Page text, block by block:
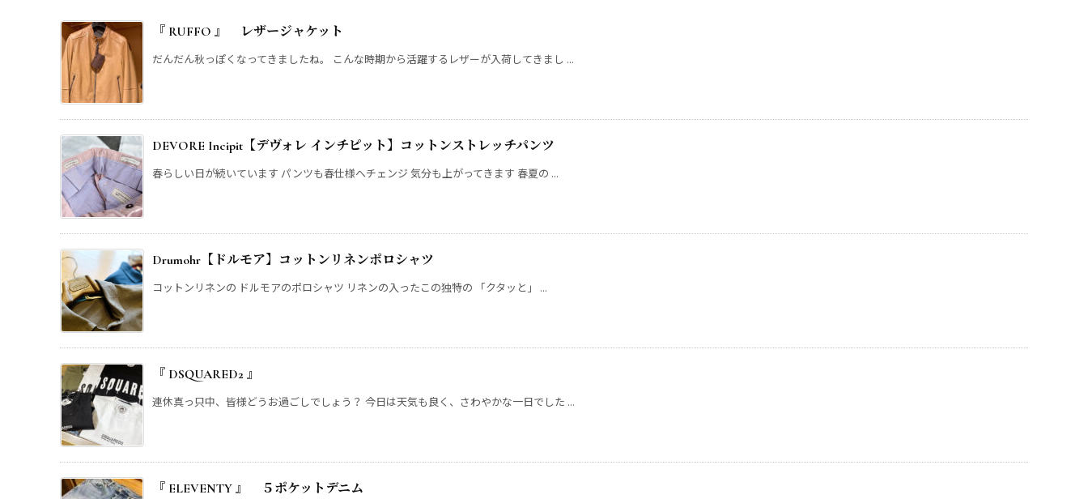
『 RUFFO 』 レザージャケット
だんだん秋っぽくなってきましたね。 こんな時期から活躍するレザーが入荷してきまし ...
DEVORE Incipit【デヴォレ インチピット】コットンストレッチパンツ
春らしい日が続いています パンツも春仕様へチェンジ 気分も上がってきます 春夏の ...
Drumohr【ドルモア】コットンリネンポロシャツ
コットンリネンの ドルモアのポロシャツ リネンの入ったこの独特の 「クタッと」 ...
『 DSQUARED2 』
連休真っ只中、皆様どうお過ごしでしょう？ 今日は天気も良く、さわやかな一日でした ...
『 ELEVENTY 』 ５ポケットデニム